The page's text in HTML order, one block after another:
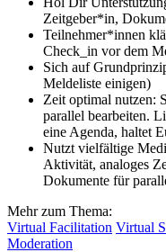
Zeitgeber*in,
Teilnehmer*innen
Check_in vor dem
Sich auf
Meldeliste einigen)
Zeit optimal nutzen:
parallel bearbeiten.
eine Agenda, haltet
Nutzt vielfältige
Aktivität, analoges
Dokumente für
Mehr zum Thema:
Virtual Facilitation Virtual
Moderation